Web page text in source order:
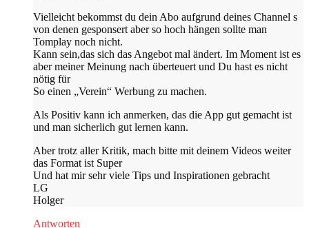
Vielleicht bekommst du dein Abo aufgrund deines Channel s
von denen gesponsert aber so hoch hängen sollte man
Tomplay noch nicht.
Kann sein,das sich das Angebot mal ändert. Im Moment ist es
aber meiner Meinung nach überteuert und Du hast es nicht
nötig für
So einen „Verein“ Werbung zu machen.
Als Positiv kann ich anmerken, das die App gut gemacht ist
und man sicherlich gut lernen kann.
Aber trotz aller Kritik, mach bitte mit deinem Videos weiter
das Format ist Super
Und hat mir sehr viele Tips und Inspirationen gebracht
LG
Holger
Antworten